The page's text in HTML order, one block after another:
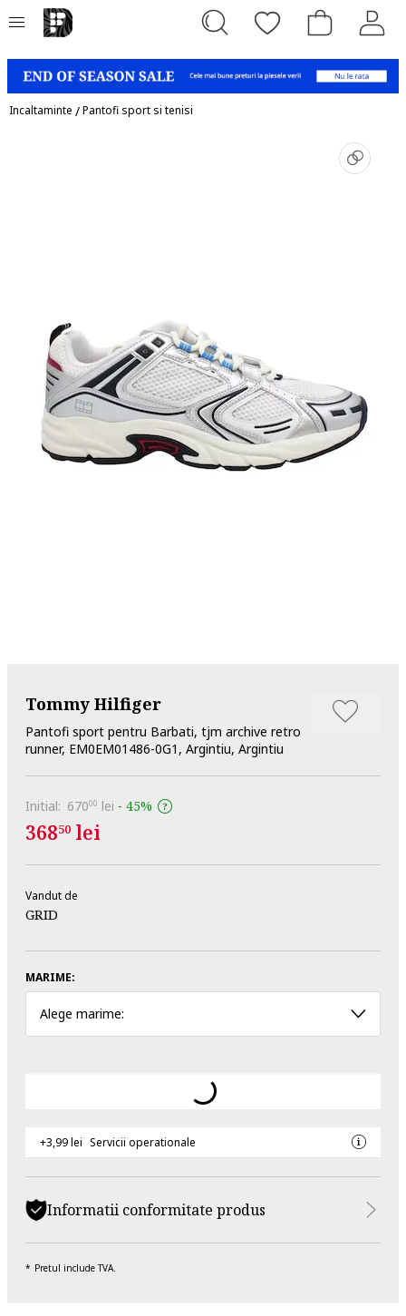
Incaltaminte /Pantofi sport si tenisi
Tommy Hilfiger
Pantofi sport pentru Barbati, tjm archive retro
runner, EM0EM01486-0G1, Argintiu, Argintiu
Initial: 67000 lei - 45%
36850 lei
Vandut de
GRID
MARIME:
Alege marime:
+3,99 lei Servicii operationale
Informatii conformitate produs
Pretul include TVA.